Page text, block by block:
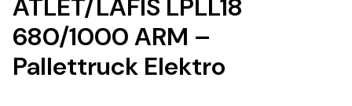
ATLET/LAFIS LPLL18
680/1000 ARM –
Pallettruck Elektro